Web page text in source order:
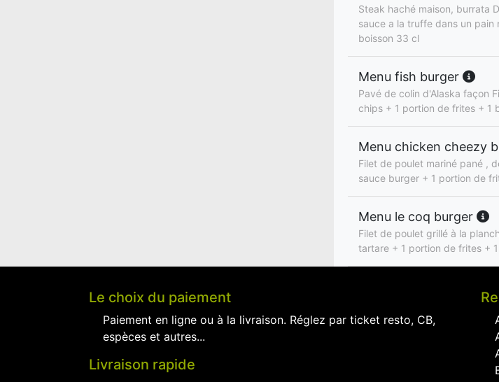
Steak haché maison, burrata
sauce a la truffe dans un pain
boisson 33 cl
Menu fish burger
Pavé de colin d'Alaska façon
chips + 1 portion de frites + 1
Menu chicken cheezy
Filet de poulet mariné pané ,
sauce burger + 1 portion de
Menu le coq burger
Filet de poulet grillé à la
tartare + 1 portion de frites +
Le choix du paiement
Paiement en ligne ou à la livraison. Réglez par ticket resto, CB,
espèces et autres...
Livraison rapide